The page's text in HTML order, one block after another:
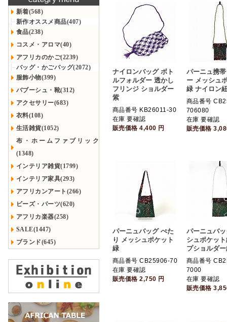
新着(568)
新作オススメ商品(407)
食品(238)
コスメ・アロマ(40)
アフリカのかご(2239)
バッグ・かごバッグ(2072)
服飾小物(399)
バブーシュ・靴(312)
アクセサリー(683)
衣料(108)
生活雑貨(1052)
布・ホームファブリック
(1348)
インテリア雑貨(1799)
インテリア家具(293)
アフリカンアート(266)
ビーズ・パーツ(620)
アフリカ楽器(258)
SALE(1447)
ブランド(645)
ナイロンバッグ ボト
ルフォルダー 透かし
フリンジ ショルダー
紫
商品番号 KB26011-30
在庫 要確認
販売価格4,400 円
パーニュ携
ー メッシュ
緑 ナイロン
商品番号
706080
在庫 要確認
販売価格
パーニュバッグ ぺた
り メッシュポケット
緑
商品番号 CB25906-70
在庫 要確認
販売価格2,750 円
パーニュバ
シュポケッ
プショルダ
商品番号
7000
在庫 要確認
販売価格